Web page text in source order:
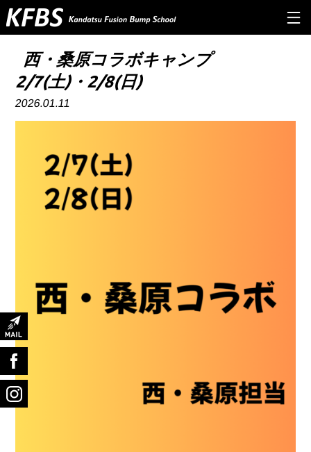
TOP
ABOUT US
PROGRAM
INSTRUCTOR
NEWS&INFO
西・桑原コラボキャンプ
2/7(土)・2/8(日)
2026.01.11